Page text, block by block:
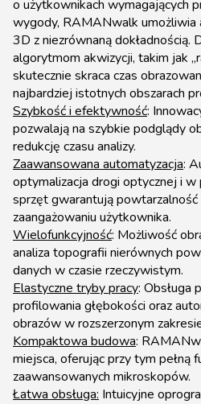
o użytkownikach wymagających
wygody, RAMANwalk umożliwia
3D z niezrównaną dokładnością.
algorytmom akwizycji, takim jak
skutecznie skraca czas
najbardziej istotnych obszarach
Szybkość i efektywność:
pozwalają na szybkie podglądy
redukcję czasu analizy.
Zaawansowana automatyzacja:
optymalizacja drogi optycznej i w
sprzęt gwarantują
zaangażowaniu użytkownika.
Wielofunkcyjność: Możliwość
analiza topografii nierównych
danych w czasie rzeczywistym.
Elastyczne tryby pracy: Obsługa
profilowania głębokości oraz
obrazów w rozszerzonym
Kompaktowa budowa:
miejsca, oferując przy tym pełną
zaawansowanych mikroskopów.
Łatwa obsługa: Intuicyjne